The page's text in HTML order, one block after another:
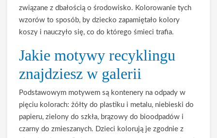
związane z dbałością o środowisko. Kolorowanie tych
wzorów to sposób, by dziecko zapamiętało kolory
koszy i nauczyło się, co do którego śmieci trafia.
Jakie motywy recyklingu
znajdziesz w galerii
Podstawowym motywem są kontenery na odpady w
pięciu kolorach: żółty do plastiku i metalu, niebieski do
papieru, zielony do szkła, brązowy do bioodpadów i
czarny do zmieszanych. Dzieci kolorują je zgodnie z